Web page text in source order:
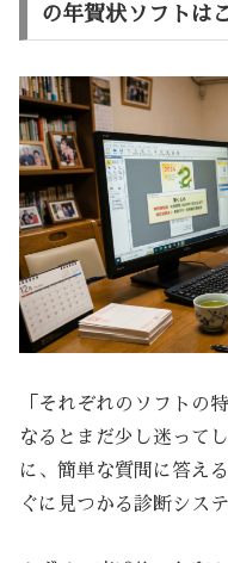
の年賀状ソフトは
「それぞれのソフトの
なるとまだ少し迷って
に、簡単な質問に答え
ぐに見つかる診断シス